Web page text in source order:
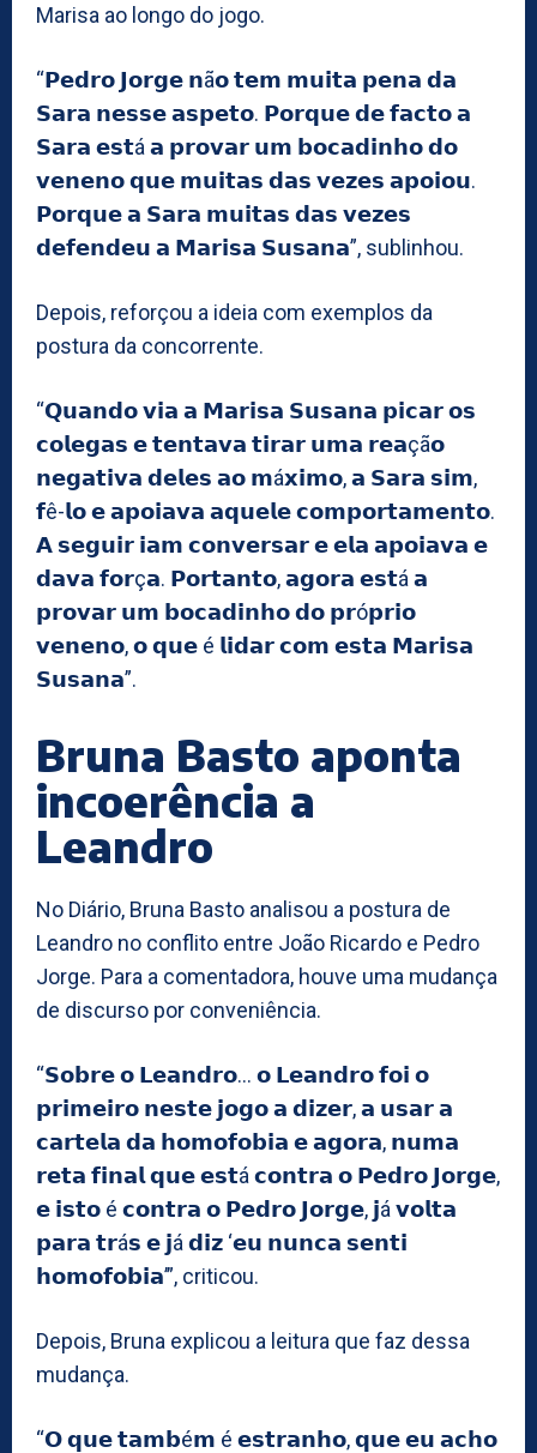
Marisa ao longo do jogo.
“𝗣𝗲𝗱𝗿𝗼 𝗝𝗼𝗿𝗴𝗲 𝗻ã𝗼 𝘁𝗲𝗺 𝗺𝘂𝗶𝘁𝗮 𝗽𝗲𝗻𝗮 𝗱𝗮
𝗦𝗮𝗿𝗮 𝗻𝗲𝘀𝘀𝗲 𝗮𝘀𝗽𝗲𝘁𝗼. 𝗣𝗼𝗿𝗾𝘂𝗲 𝗱𝗲 𝗳𝗮𝗰𝘁𝗼 𝗮
𝗦𝗮𝗿𝗮 𝗲𝘀𝘁á 𝗮 𝗽𝗿𝗼𝘃𝗮𝗿 𝘂𝗺 𝗯𝗼𝗰𝗮𝗱𝗶𝗻𝗵𝗼 𝗱𝗼
𝘃𝗲𝗻𝗲𝗻𝗼 𝗾𝘂𝗲 𝗺𝘂𝗶𝘁𝗮𝘀 𝗱𝗮𝘀 𝘃𝗲𝘇𝗲𝘀 𝗮𝗽𝗼𝗶𝗼𝘂.
𝗣𝗼𝗿𝗾𝘂𝗲 𝗮 𝗦𝗮𝗿𝗮 𝗺𝘂𝗶𝘁𝗮𝘀 𝗱𝗮𝘀 𝘃𝗲𝘇𝗲𝘀
𝗱𝗲𝗳𝗲𝗻𝗱𝗲𝘂 𝗮 𝗠𝗮𝗿𝗶𝘀𝗮 𝗦𝘂𝘀𝗮𝗻𝗮”, sublinhou.
Depois, reforçou a ideia com exemplos da
postura da concorrente.
“𝗤𝘂𝗮𝗻𝗱𝗼 𝘃𝗶𝗮 𝗮 𝗠𝗮𝗿𝗶𝘀𝗮 𝗦𝘂𝘀𝗮𝗻𝗮 𝗽𝗶𝗰𝗮𝗿 𝗼𝘀
𝗰𝗼𝗹𝗲𝗴𝗮𝘀 𝗲 𝘁𝗲𝗻𝘁𝗮𝘃𝗮 𝘁𝗶𝗿𝗮𝗿 𝘂𝗺𝗮 𝗿𝗲𝗮çã𝗼
𝗻𝗲𝗴𝗮𝘁𝗶𝘃𝗮 𝗱𝗲𝗹𝗲𝘀 𝗮𝗼 𝗺á𝘅𝗶𝗺𝗼, 𝗮 𝗦𝗮𝗿𝗮 𝘀𝗶𝗺,
𝗳ê-𝗹𝗼 𝗲 𝗮𝗽𝗼𝗶𝗮𝘃𝗮 𝗮𝗾𝘂𝗲𝗹𝗲 𝗰𝗼𝗺𝗽𝗼𝗿𝘁𝗮𝗺𝗲𝗻𝘁𝗼.
𝗔 𝘀𝗲𝗴𝘂𝗶𝗿 𝗶𝗮𝗺 𝗰𝗼𝗻𝘃𝗲𝗿𝘀𝗮𝗿 𝗲 𝗲𝗹𝗮 𝗮𝗽𝗼𝗶𝗮𝘃𝗮 𝗲
𝗱𝗮𝘃𝗮 𝗳𝗼𝗿ç𝗮. 𝗣𝗼𝗿𝘁𝗮𝗻𝘁𝗼, 𝗮𝗴𝗼𝗿𝗮 𝗲𝘀𝘁á 𝗮
𝗽𝗿𝗼𝘃𝗮𝗿 𝘂𝗺 𝗯𝗼𝗰𝗮𝗱𝗶𝗻𝗵𝗼 𝗱𝗼 𝗽𝗿ó𝗽𝗿𝗶𝗼
𝘃𝗲𝗻𝗲𝗻𝗼, 𝗼 𝗾𝘂𝗲 é 𝗹𝗶𝗱𝗮𝗿 𝗰𝗼𝗺 𝗲𝘀𝘁𝗮 𝗠𝗮𝗿𝗶𝘀𝗮
𝗦𝘂𝘀𝗮𝗻𝗮”.
Bruna Basto aponta
incoerência a
Leandro
No Diário, Bruna Basto analisou a postura de
Leandro no conflito entre João Ricardo e Pedro
Jorge. Para a comentadora, houve uma mudança
de discurso por conveniência.
“𝗦𝗼𝗯𝗿𝗲 𝗼 𝗟𝗲𝗮𝗻𝗱𝗿𝗼… 𝗼 𝗟𝗲𝗮𝗻𝗱𝗿𝗼 𝗳𝗼𝗶 𝗼
𝗽𝗿𝗶𝗺𝗲𝗶𝗿𝗼 𝗻𝗲𝘀𝘁𝗲 𝗷𝗼𝗴𝗼 𝗮 𝗱𝗶𝘇𝗲𝗿, 𝗮 𝘂𝘀𝗮𝗿 𝗮
𝗰𝗮𝗿𝘁𝗲𝗹𝗮 𝗱𝗮 𝗵𝗼𝗺𝗼𝗳𝗼𝗯𝗶𝗮 𝗲 𝗮𝗴𝗼𝗿𝗮, 𝗻𝘂𝗺𝗮
𝗿𝗲𝘁𝗮 𝗳𝗶𝗻𝗮𝗹 𝗾𝘂𝗲 𝗲𝘀𝘁á 𝗰𝗼𝗻𝘁𝗿𝗮 𝗼 𝗣𝗲𝗱𝗿𝗼 𝗝𝗼𝗿𝗴𝗲,
𝗲 𝗶𝘀𝘁𝗼 é 𝗰𝗼𝗻𝘁𝗿𝗮 𝗼 𝗣𝗲𝗱𝗿𝗼 𝗝𝗼𝗿𝗴𝗲, 𝗷á 𝘃𝗼𝗹𝘁𝗮
𝗽𝗮𝗿𝗮 𝘁𝗿á𝘀 𝗲 𝗷á 𝗱𝗶𝘇 ‘𝗲𝘂 𝗻𝘂𝗻𝗰𝗮 𝘀𝗲𝗻𝘁𝗶
𝗵𝗼𝗺𝗼𝗳𝗼𝗯𝗶𝗮’”, criticou.
Depois, Bruna explicou a leitura que faz dessa
mudança.
“𝗢 𝗾𝘂𝗲 𝘁𝗮𝗺𝗯é𝗺 é 𝗲𝘀𝘁𝗿𝗮𝗻𝗵𝗼, 𝗾𝘂𝗲 𝗲𝘂 𝗮𝗰𝗵𝗼